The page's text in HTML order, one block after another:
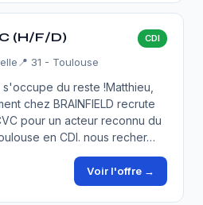
(H/F/D) CDI
📍 31 - Toulouse
du reste !Matthieu,
chez BRAINFIELD recrute
pour un acteur reconnu du
en CDI. nous recher…
Voir l'offre →